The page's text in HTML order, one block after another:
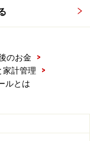
れが一生涯受け
ないと損と考え
のお金
>
家計管理
>
ルとは